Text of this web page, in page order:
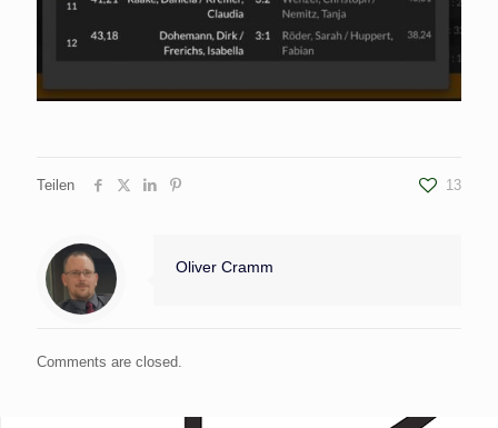
Teilen 13
Oliver Cramm
Comments are closed.